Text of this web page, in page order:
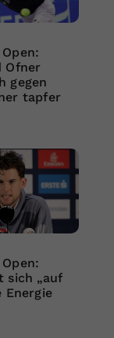
Ofner
gegen
tapfer
sich „auf
Energie